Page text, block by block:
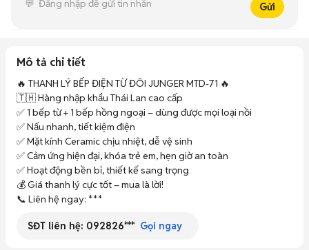
Gửi
Mô tả chi tiết
🔥 THANH LÝ BẾP ĐIỆN TỪ ĐÔI JUNGER MTD-71 🔥
🇹🇭 Hàng nhập khẩu Thái Lan cao cấp
✅ 1 bếp từ + 1 bếp hồng ngoại – dùng được mọi loại nồi
✅ Nấu nhanh, tiết kiệm điện
✅ Mặt kính Ceramic chịu nhiệt, dễ vệ sinh
✅ Cảm ứng hiện đại, khóa trẻ em, hẹn giờ an toàn
✅ Hoạt động bền bỉ, thiết kế sang trọng
💰 Giá thanh lý cực tốt – mua là lời!
📞 Liên hệ ngay: ***
SĐT liên hệ: 092826*** Gọi ngay